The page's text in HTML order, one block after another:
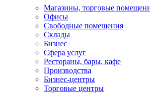
Магазины, торговые
Офисы
Свободные помещения
Склады
Бизнес
Сфера услуг
Рестораны, бары, кафе
Производства
Бизнес-центры
Торговые центры